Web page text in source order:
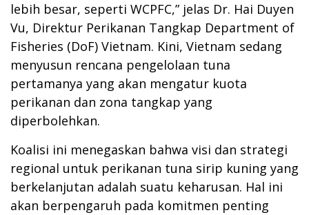
lebih besar, seperti WCPFC,” jelas Dr. Hai Duyen
Vu, Direktur Perikanan Tangkap Department of
Fisheries (DoF) Vietnam. Kini, Vietnam sedang
menyusun rencana pengelolaan tuna
pertamanya yang akan mengatur kuota
perikanan dan zona tangkap yang
diperbolehkan.
Koalisi ini menegaskan bahwa visi dan strategi
regional untuk perikanan tuna sirip kuning yang
berkelanjutan adalah suatu keharusan. Hal ini
akan berpengaruh pada komitmen penting